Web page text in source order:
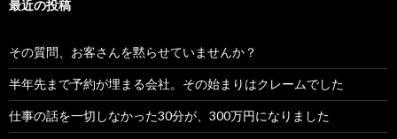
最近の投稿
その質問、お客さんを黙らせていませんか？
半年先まで予約が埋まる会社。その始まりはクレームでした
仕事の話を一切しなかった30分が、300万円になりました